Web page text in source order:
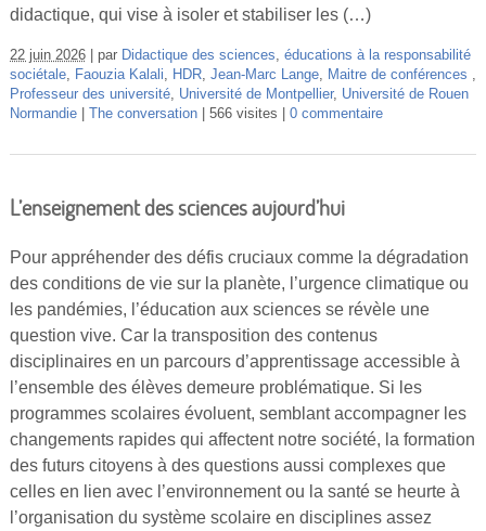
didactique, qui vise à isoler et stabiliser les (…)
22 juin 2026 par Didactique des sciences, éducations à la responsabilité
sociétale, Faouzia Kalali, HDR, Jean-Marc Lange, Maitre de conférences ,
Professeur des université, Université de Montpellier, Université de Rouen
Normandie
The conversation 566 visites 0 commentaire
L’enseignement des sciences aujourd’hui
Pour appréhender des défis cruciaux comme la dégradation
des conditions de vie sur la planète, l’urgence climatique ou
les pandémies, l’éducation aux sciences se révèle une
question vive. Car la transposition des contenus
disciplinaires en un parcours d’apprentissage accessible à
l’ensemble des élèves demeure problématique. Si les
programmes scolaires évoluent, semblant accompagner les
changements rapides qui affectent notre société, la formation
des futurs citoyens à des questions aussi complexes que
celles en lien avec l’environnement ou la santé se heurte à
l’organisation du système scolaire en disciplines assez